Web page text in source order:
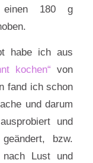
180 g
habe ich aus
kochen“ von
fand ich schon
und darum
und
bzw.
Lust und